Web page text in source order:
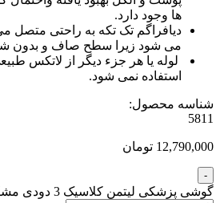
ها وجود دارد.
دیافراگم تک تکه به راحتی متصل
می شود زیرا سطح صاف و بدون
لوله یا هر جزء دیگر از لاتکس
استفاده نمی شود.
شناسه محصول:
5811
12,790,000 تومان
گوشی پزشکی لیتمن کلاسیک 3 دودی مشکی 5811 عدد